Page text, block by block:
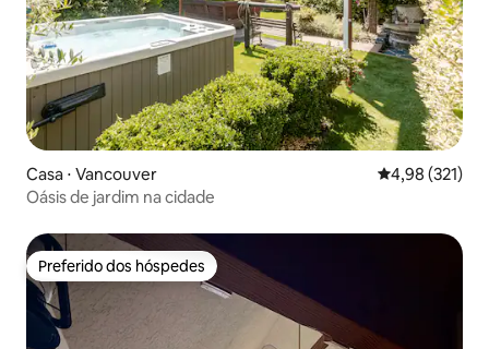
Casa ⋅ Vancouver 4,98 de uma
4,98 (321)
Oásis de jardim na cidade
Preferido dos hóspedes
Preferido dos hóspedes